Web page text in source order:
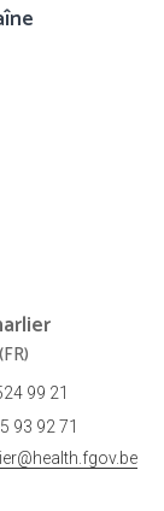
99 21
93 92 71